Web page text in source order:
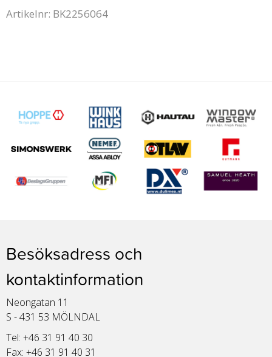
Artikelnr: BK2256064
Besöksadress och
kontaktinformation
Neongatan 11
S - 431 53 MÖLNDAL
Tel: +46 31 91 40 30
Fax: +46 31 91 40 31